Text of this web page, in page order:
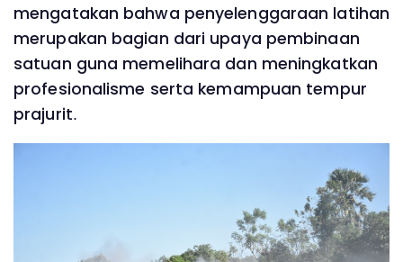
mengatakan bahwa penyelenggaraan latihan
merupakan bagian dari upaya pembinaan
satuan guna memelihara dan meningkatkan
profesionalisme serta kemampuan tempur
prajurit.